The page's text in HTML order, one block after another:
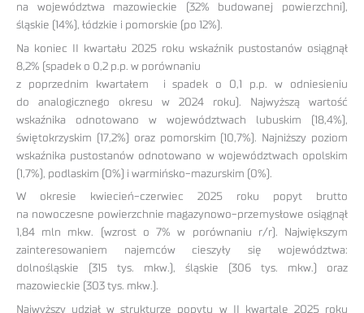
na województwa mazowieckie (32% budowanej powierzchni),
śląskie (14%), łódzkie i pomorskie (po 12%).
Na koniec II kwartału 2025 roku wskaźnik pustostanów osiągnął
8,2% (spadek o 0,2 p.p. w porównaniu
z poprzednim kwartałem i spadek o 0,1 p.p. w odniesieniu
do analogicznego okresu w 2024 roku). Najwyższą wartość
wskaźnika odnotowano w województwach lubuskim (18,4%),
świętokrzyskim (17,2%) oraz pomorskim (10,7%). Najniższy poziom
wskaźnika pustostanów odnotowano w województwach opolskim
(1,7%), podlaskim (0%) i warmińsko-mazurskim (0%).
W okresie kwiecień-czerwiec 2025 roku popyt brutto
na nowoczesne powierzchnie magazynowo-przemysłowe osiągnął
1,84 mln mkw. (wzrost o 7% w porównaniu r/r). Największym
zainteresowaniem najemców cieszyły się województwa:
dolnośląskie (315 tys. mkw.), śląskie (306 tys. mkw.) oraz
mazowieckie (303 tys. mkw.).
Najwyższy udział w strukturze popytu w II kwartale 2025 roku